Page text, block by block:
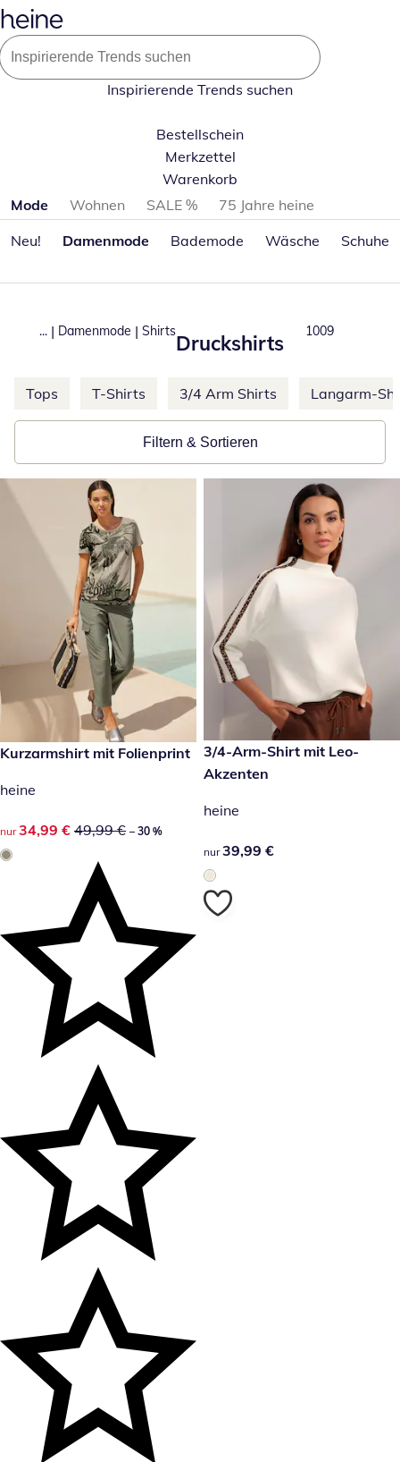
Inspirierende Trends suchen
Bestellschein
Merkzettel
Warenkorb
Produktkategorien überspringen
Mode Wohnen SALE %
75 Jahre heine
Neu!
Damenmode Bademode Wäsche Schuhe
... | Damenmode | Shirts
Druckshirts
Produkte
1009
Weitere Kategorien überspringen
Tops T-Shirts 3/4 Arm Shirts Langarm-
Filtern & Sortieren
reduzierter Preis 34,99 €, vorheriger Preis: 49,99 €
-30 %
Kurzarmshirt mit Folienprint
heine
reduzierter Preis 34,99 €, vorheriger Preis: 49,99 €
nur 34,99 € 49,99 € – 30 %
39,99 €
3/4-Arm-Shirt mit Leo-
Akzenten
heine
39,99 €
nur 39,99 €